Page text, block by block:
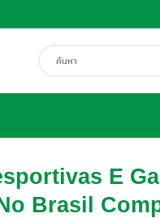
E
Brasil